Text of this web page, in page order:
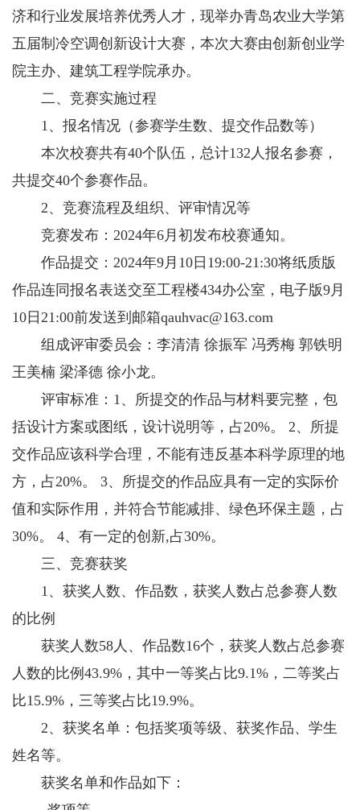
济和行业发展培养优秀人才，现举办青岛农业大学第
五届制冷空调创新设计大赛，本次大赛由创新创业学
院主办、建筑工程学院承办。
二、竞赛实施过程
1、报名情况（参赛学生数、提交作品数等）
本次校赛共有40个队伍，总计132人报名参赛，
共提交40个参赛作品。
2、竞赛流程及组织、评审情况等
竞赛发布：2024年6月初发布校赛通知。
作品提交：2024年9月10日19:00-21:30将纸质版
作品连同报名表送交至工程楼434办公室，电子版9月
10日21:00前发送到邮箱qauhvac@163.com
组成评审委员会：李清清 徐振军 冯秀梅 郭铁明
王美楠 梁泽德 徐小龙。
评审标准：1、所提交的作品与材料要完整，包
括设计方案或图纸，设计说明等，占20%。 2、所提
交作品应该科学合理，不能有违反基本科学原理的地
方，占20%。 3、所提交的作品应具有一定的实际价
值和实际作用，并符合节能减排、绿色环保主题，占
30%。 4、有一定的创新,占30%。
三、竞赛获奖
1、获奖人数、作品数，获奖人数占总参赛人数
的比例
获奖人数58人、作品数16个，获奖人数占总参赛
人数的比例43.9%，其中一等奖占比9.1%，二等奖占
比15.9%，三等奖占比19.9%。
2、获奖名单：包括奖项等级、获奖作品、学生
姓名等。
获奖名单和作品如下：